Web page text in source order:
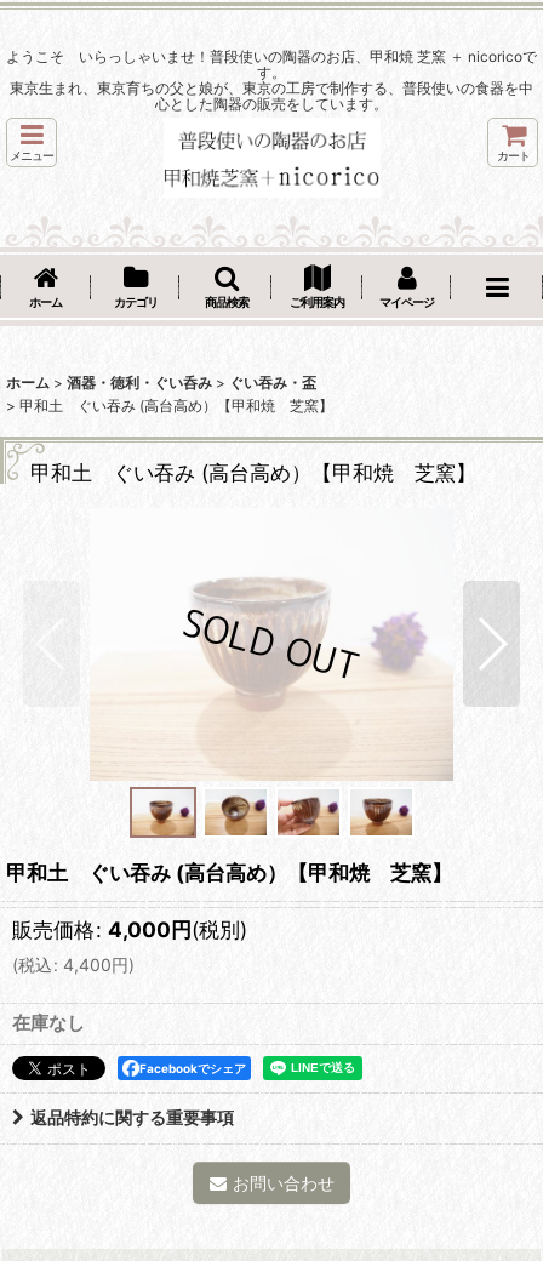
ようこそ いらっしゃいませ！普段使いの陶器のお店、甲和焼 芝窯 ＋ nicoricoで
す。
東京生まれ、東京育ちの父と娘が、東京の工房で制作する、普段使いの食器を中
心とした陶器の販売をしています。
メニュー カート
ホーム カテゴリ 商品検索 ご利用案内 マイページ
ホーム > 酒器・徳利・ぐい呑み > ぐい吞み・盃
> 甲和土 ぐい吞み (高台高め）【甲和焼 芝窯】
甲和土 ぐい吞み (高台高め）【甲和焼 芝窯】
甲和土 ぐい吞み (高台高め）【甲和焼 芝窯】
販売価格: 4,000円(税別)
(税込: 4,400円)
在庫なし
Facebookでシェア
返品特約に関する重要事項
お問い合わせ